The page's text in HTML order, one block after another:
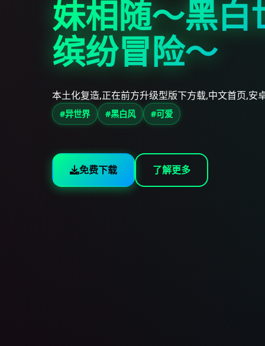
妹相随～黑白
缤纷冒险～
本土化复造,正在前方升级型版下方载,中文首页,安
#异世界 #黑白风 #可爱
免费下载 了解更多